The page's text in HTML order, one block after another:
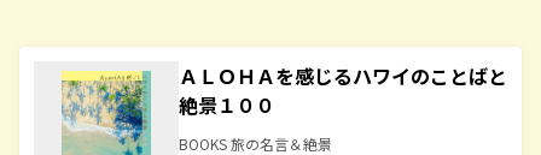
ＡＬＯＨＡを感じるハワイのことばと
絶景１００
BOOKS 旅の名言＆絶景